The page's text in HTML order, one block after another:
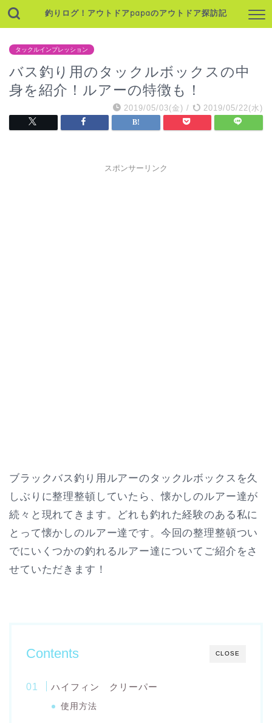
釣りログ！アウトドアpapaのアウトドア探訪記
タックルインプレッション
バス釣り用のタックルボックスの中
身を紹介！ルアーの特徴も！
2019/05/03(金) / 2019/05/22(水)
スポンサーリンク
ブラックバス釣り用ルアーのタックルボックスを久
しぶりに整理整頓していたら、懐かしのルアー達が
続々と現れてきます。どれも釣れた経験のある私に
とって懐かしのルアー達です。今回の整理整頓つい
でにいくつかの釣れるルアー達についてご紹介をさ
せていただきます！
CLOSE
Contents
ハイフィン クリーパー
使用方法